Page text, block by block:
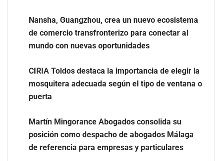
Beatbot: la solución ideal para que las familias
Nansha, Guangzhou, crea un nuevo ecosistema
de comercio transfronterizo para conectar al
mundo con nuevas oportunidades
CIRIA Toldos destaca la importancia de elegir la
mosquitera adecuada según el tipo de ventana o
puerta
Martín Mingorance Abogados consolida su
posición como despacho de abogados Málaga
de referencia para empresas y particulares